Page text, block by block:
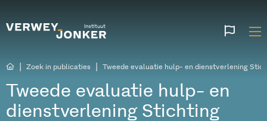
Zoek in publicaties Tweede evaluatie hulp- en dienstverlening
Tweede evaluatie hulp- en
dienstverlening Stichting